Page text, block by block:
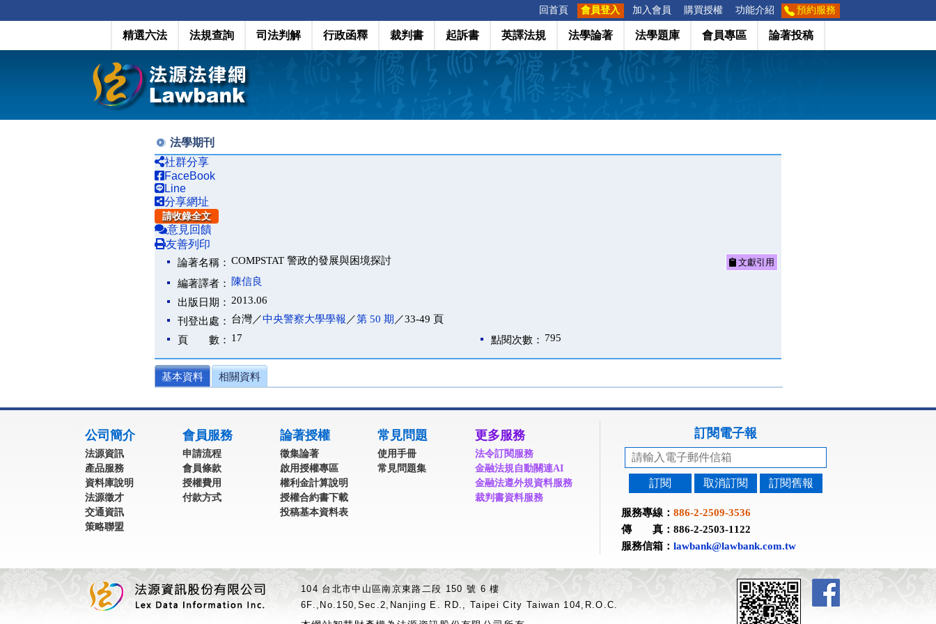
回首頁 會員登入 加入會員 購買授權 功能介紹 預約服務
精選六法 法規查詢 司法判解 行政函釋 裁判書 起訴書 英譯法規 法學論著 法學題庫 會員專區 論著投稿
法學期刊
社群分享
FaceBook
Line
分享網址
請收錄全文
意見回饋
友善列印
論著名稱： COMPSTAT 警政的發展與困境探討 文獻引用
編著譯者：
陳信良
出版日期： 2013.06
刊登出處： 台灣／中央警察大學學報 ／第 50 期 ／33-49 頁
頁 數： 17 點閱次數： 795
基本資料 相關資料
公司簡介
法源資訊
產品服務
資料庫說明
法源徵才
交通資訊
策略聯盟
會員服務
申請流程
會員條款
授權費用
付款方式
論著授權
徵集論著
啟用授權專區
權利金計算說明
授權合約書下載
投稿基本資料表
常見問題
使用手冊
常見問題集
更多服務
法令訂閱服務
金融法規自動關連AI
金融法遵外規資料服務
裁判書資料服務
訂閱電子報
訂閱 取消訂閱 訂閱舊報
服務專線： 886-2-2509-3536
傳 真：886-2-2503-1122
服務信箱： lawbank@lawbank.com.tw
104 台北市中山區南京東路二段 150 號 6 樓
6F.,No.150,Sec.2,Nanjing E. RD., Taipei City Taiwan 104,R.O.C.